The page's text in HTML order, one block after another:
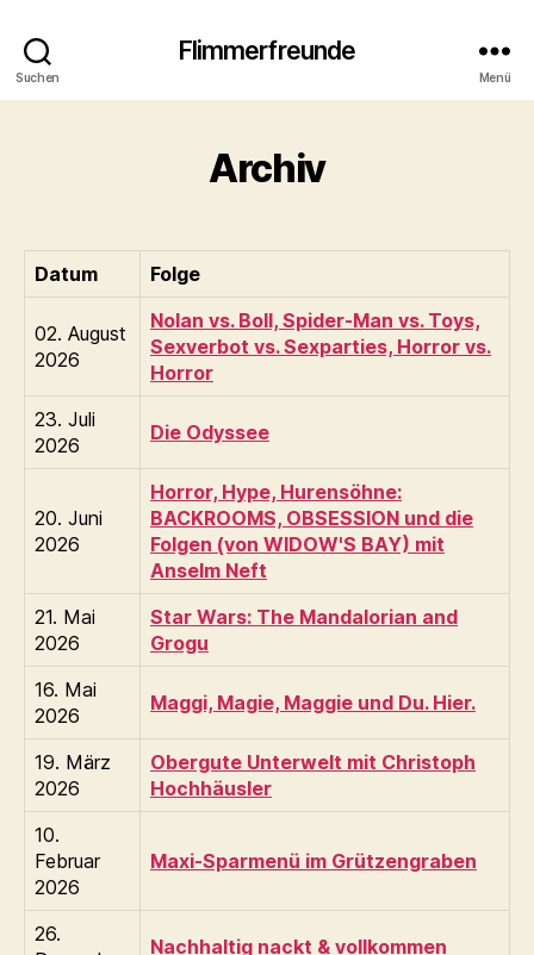
Suchen
Flimmerfreunde
Menü
Archiv
Datum Folge
02. August
2026
Nolan vs. Boll, Spider-Man vs. Toys,
Sexverbot vs. Sexparties, Horror vs.
Horror
23. Juli
2026
Die Odyssee
20. Juni
2026
Horror, Hype, Hurensöhne:
BACKROOMS, OBSESSION und die
Folgen (von WIDOW'S BAY) mit
Anselm Neft
21. Mai
2026
Star Wars: The Mandalorian and
Grogu
16. Mai
2026
Maggi, Magie, Maggie und Du. Hier.
19. März
2026
Obergute Unterwelt mit Christoph
Hochhäusler
10.
Februar
2026
Maxi-Sparmenü im Grützengraben
26.
Nachhaltig nackt & vollkommen